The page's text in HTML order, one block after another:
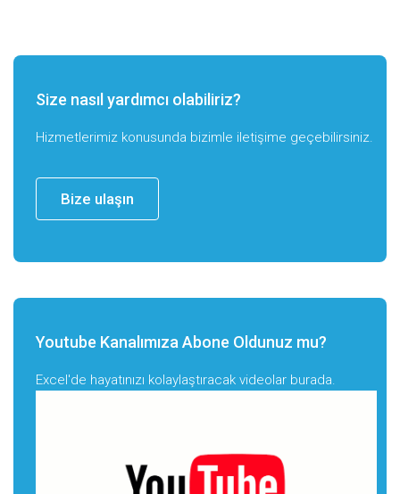
Size nasıl yardımcı olabiliriz?
Hizmetlerimiz konusunda bizimle iletişime geçebilirsiniz.
Bize ulaşın
Youtube Kanalımıza Abone Oldunuz mu?
Excel'de hayatınızı kolaylaştıracak videolar burada.